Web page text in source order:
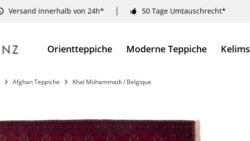
Versand innerhalb von 24h* 50 Tage Umtauschrecht*
Orientteppiche Moderne Teppiche Kelims
Afghan Teppiche Khal Mohammadi / Belgique